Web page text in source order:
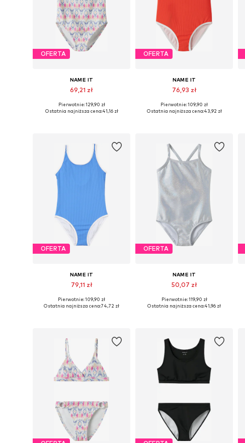
OFERTA
NAME IT
69,21 zł
Pierwotnie: 129,90 zł
Ostatnia najniższa cena:41,16 zł
OFERTA
NAME IT
76,93 zł
Pierwotnie: 109,90 zł
Ostatnia najniższa cena:43,92 zł
OFERTA
NAME IT
79,11 zł
Pierwotnie: 109,90 zł
Ostatnia najniższa cena:74,72 zł
OFERTA
NAME IT
50,07 zł
Pierwotnie: 119,90 zł
Ostatnia najniższa cena:41,96 zł